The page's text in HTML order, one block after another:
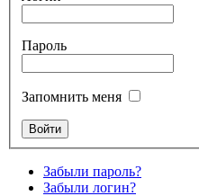
Пароль
Запомнить меня
Забыли пароль?
Забыли логин?